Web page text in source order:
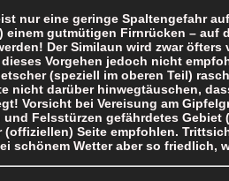
nur eine geringe Spaltengefahr
einem gutmütigen Firnrücken –
Der Similaun wird zwar
Vorgehen jedoch nicht
(speziell im oberen Teil)
nicht darüber hinwegtäuschen,
Vorsicht bei Vereisung am
Felsstürzen gefährdetes
Seite empfohlen.
schönem Wetter aber so friedlich,